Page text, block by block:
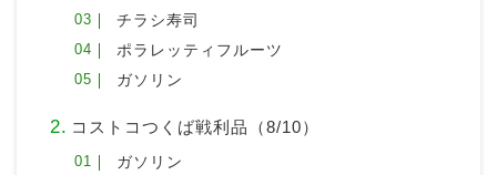
チラシ寿司
ポラレッティフルーツ
ガソリン
コストコつくば戦利品（8/10）
ガソリン